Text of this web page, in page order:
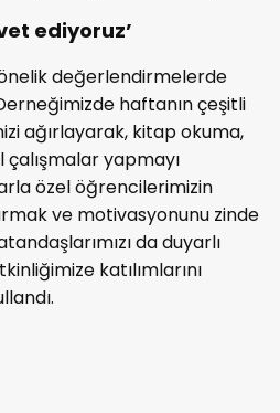
ediyoruz’
değerlendirmelerde
haftanın çeşitli
ağırlayarak, kitap okuma,
yapmayı
özel öğrencilerimizin
ve motivasyonunu zinde
da duyarlı
katılımlarını